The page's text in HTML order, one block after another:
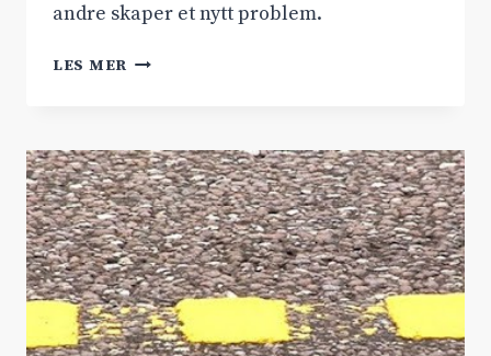
andre skaper et nytt problem.
LES MER VILLREINEN
RV.7